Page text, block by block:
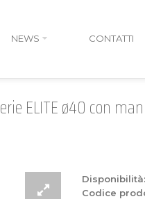
NEWS CONTATTI
ELITE ø40 con
Disponibilità:
Codice